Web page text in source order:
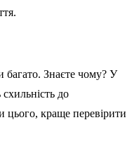
багато. Знаєте чому? У
схильність до
цього, краще перевірити